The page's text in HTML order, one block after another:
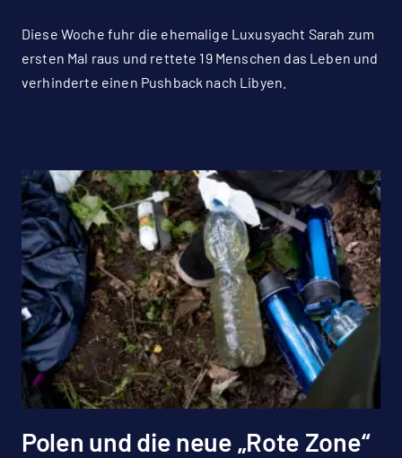
Diese Woche fuhr die ehemalige Luxusyacht Sarah zum
ersten Mal raus und rettete 19 Menschen das Leben und
verhinderte einen Pushback nach Libyen.
Polen und die neue „Rote Zone“